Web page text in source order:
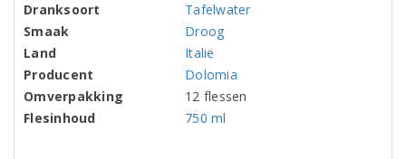
Dranksoort
Tafelwater
Smaak
Droog
Land
Italië
Producent
Dolomia
Omverpakking
12 flessen
Flesinhoud
750 ml